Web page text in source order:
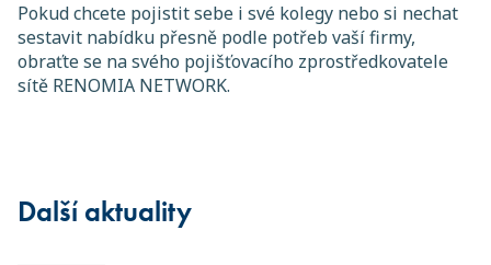
Pokud chcete pojistit sebe i své kolegy nebo si nechat
sestavit nabídku přesně podle potřeb vaší firmy,
obraťte se na svého pojišťovacího zprostředkovatele
sítě RENOMIA NETWORK.
Další aktuality